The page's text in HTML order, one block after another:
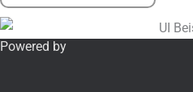
Powered by